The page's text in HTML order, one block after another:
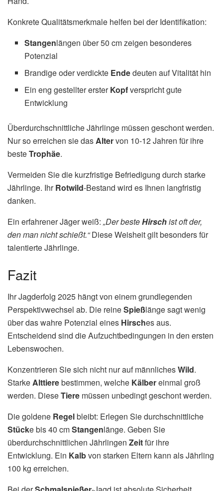
Konkrete Qualitätsmerkmale helfen bei der Identifikation:
Stangenlängen über 50 cm zeigen besonderes
Potenzial
Brandige oder verdickte Endedeuten auf Vitalität hin
Ein eng gestellter ersterKopfverspricht gute
Entwicklung
Überdurchschnittliche Jährlinge müssen geschont werden.
Nur so erreichen sie dasAltervon 10-12 Jahren für ihre
besteTrophäe.
Vermeiden Sie die kurzfristige Befriedigung durch starke
Jährlinge. IhrRotwild-Bestand wird es Ihnen langfristig
danken.
Ein erfahrener Jäger weiß: „Der besteHirschist oft der,
den man nicht schießt.“Diese Weisheit gilt besonders für
talentierte Jährlinge.
Fazit
Ihr Jagderfolg 2025 hängt von einem grundlegenden
Perspektivwechsel ab. Die reineSpießlänge sagt wenig
über das wahre Potenzial eines Hirsches aus.
Entscheidend sind die Aufzuchtbedingungen in den ersten
Lebenswochen.
Konzentrieren Sie sich nicht nur auf männlichesWild.
StarkeAlttierebestimmen, welche Kälbereinmal groß
werden. DieseTiere müssen unbedingt geschont werden.
Die goldene Regelbleibt: Erlegen Sie durchschnittliche
Stücke bis 40 cmStangenlänge. Geben Sie
überdurchschnittlichen Jährlingen Zeitfür ihre
Entwicklung. Ein Kalbvon starken Eltern kann als Jährling
100 kg erreichen.